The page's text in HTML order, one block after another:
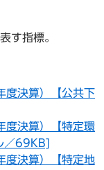
す指標。
度決算）【公共下
度決算）【特定環
／69KB]
度決算）【特定地